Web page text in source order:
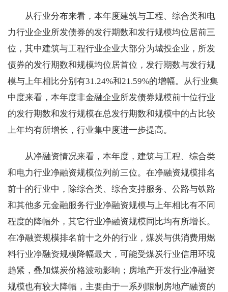
从行业分布来看，本年度建筑与工程、综合类和电
力行业企业所发债券的发行期数和发行规模均位居前三
位，其中建筑与工程行业企业大部分为城投企业，所发
债券的发行期数和规模均位居首位，发行期数与发行规
模与上年相比分别有31.24%和21.59%的增幅。从行业集
中度来看，本年度非金融企业所发债券规模前十位行业
的发行期数和发行规模在总发行期数和规模中的占比较
上年均有所增长，行业集中度进一步提高。
从净融资情况来看，本年度，建筑与工程、综合类
和电力行业净融资规模位列前三位。在净融资规模排名
前十的行业中，除综合类、综合支持服务、公路与铁路
和其他多元金融服务行业净融资规模与上年相比有不同
程度的降幅外，其它行业净融资规模同比均有所增长。
在净融资规模排名前十之外的行业，煤炭与供消费用燃
料行业净融资规模降幅最大，可能受煤炭行业信用环境
趋紧，叠加煤炭价格波动影响；房地产开发行业净融资
规模也有较大降幅，主要由于一系列限制房地产融资的